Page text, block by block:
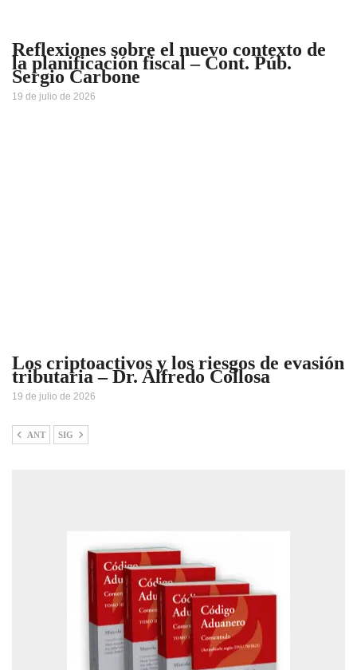
Reflexiones sobre el nuevo contexto de
la planificación fiscal – Cont. Púb.
Sergio Carbone
19 de julio de 2026
Los criptoactivos y los riesgos de evasión
tributaria – Dr. Alfredo Collosa
19 de julio de 2026
ANT SIG